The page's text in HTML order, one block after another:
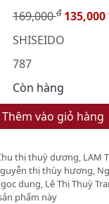
169,000đ 135,000
SHISEIDO
787
Còn hàng
Thêm vào giỏ hàng
thị thuỳ dương, LAM
thị thùy hương,
dung, Lê Thị Thuỳ
phẩm này